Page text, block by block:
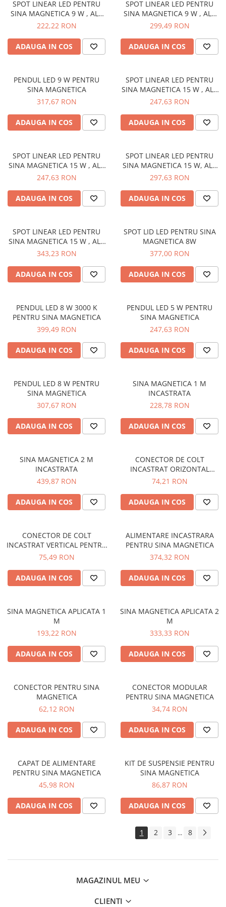
SPOT LINEAR LED PENTRU
SINA MAGNETICA 9 W , ALB
CALD
222,22 RON
ADAUGA IN COS
SPOT LINEAR LED PENTRU
SINA MAGNETICA 9 W , ALB
CALD
299,49 RON
ADAUGA IN COS
PENDUL LED 9 W PENTRU
SINA MAGNETICA
317,67 RON
ADAUGA IN COS
SPOT LINEAR LED PENTRU
SINA MAGNETICA 15 W , ALB
CALD
247,63 RON
ADAUGA IN COS
SPOT LINEAR LED PENTRU
SINA MAGNETICA 15 W , ALB
CALD
247,63 RON
ADAUGA IN COS
SPOT LINEAR LED PENTRU
SINA MAGNETICA 15 W, ALB
CALD
297,63 RON
ADAUGA IN COS
SPOT LINEAR LED PENTRU
SINA MAGNETICA 15 W , ALB
CALD
343,23 RON
ADAUGA IN COS
SPOT LID LED PENTRU SINA
MAGNETICA 8W
377,00 RON
ADAUGA IN COS
PENDUL LED 8 W 3000 K
PENTRU SINA MAGNETICA
399,49 RON
ADAUGA IN COS
PENDUL LED 5 W PENTRU
SINA MAGNETICA
247,63 RON
ADAUGA IN COS
PENDUL LED 8 W PENTRU
SINA MAGNETICA
307,67 RON
ADAUGA IN COS
SINA MAGNETICA 1 M
INCASTRATA
228,78 RON
ADAUGA IN COS
SINA MAGNETICA 2 M
INCASTRATA
439,87 RON
ADAUGA IN COS
CONECTOR DE COLT
INCASTRAT ORIZONTAL
PENTRU SINA MAGNETICA
74,21 RON
ADAUGA IN COS
CONECTOR DE COLT
INCASTRAT VERTICAL PENTRU
SINA MAGNETICA
75,49 RON
ADAUGA IN COS
ALIMENTARE INCASTRARA
PENTRU SINA MAGNETICA
374,32 RON
ADAUGA IN COS
SINA MAGNETICA APLICATA 1
M
193,22 RON
ADAUGA IN COS
SINA MAGNETICA APLICATA 2
M
333,33 RON
ADAUGA IN COS
CONECTOR PENTRU SINA
MAGNETICA
62,12 RON
ADAUGA IN COS
CONECTOR MODULAR
PENTRU SINA MAGNETICA
34,74 RON
ADAUGA IN COS
CAPAT DE ALIMENTARE
PENTRU SINA MAGNETICA
45,98 RON
ADAUGA IN COS
KIT DE SUSPENSIE PENTRU
SINA MAGNETICA
86,87 RON
ADAUGA IN COS
1 2 3 ... 8
MAGAZINUL MEU
CLIENTI